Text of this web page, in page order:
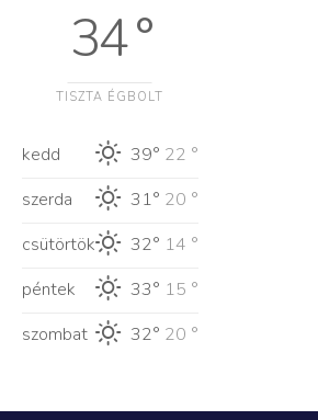
34 °
TISZTA ÉGBOLT
kedd 39° 22 °
szerda
31° 20 °
csütörtök
32° 14 °
péntek
33° 15 °
szombat
32° 20 °